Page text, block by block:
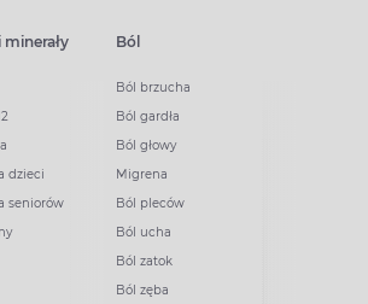
dzieci
seniorów
Ból
Ból brzucha
Ból gardła
Ból głowy
Migrena
Ból pleców
Ból ucha
Ból zatok
Ból zęba